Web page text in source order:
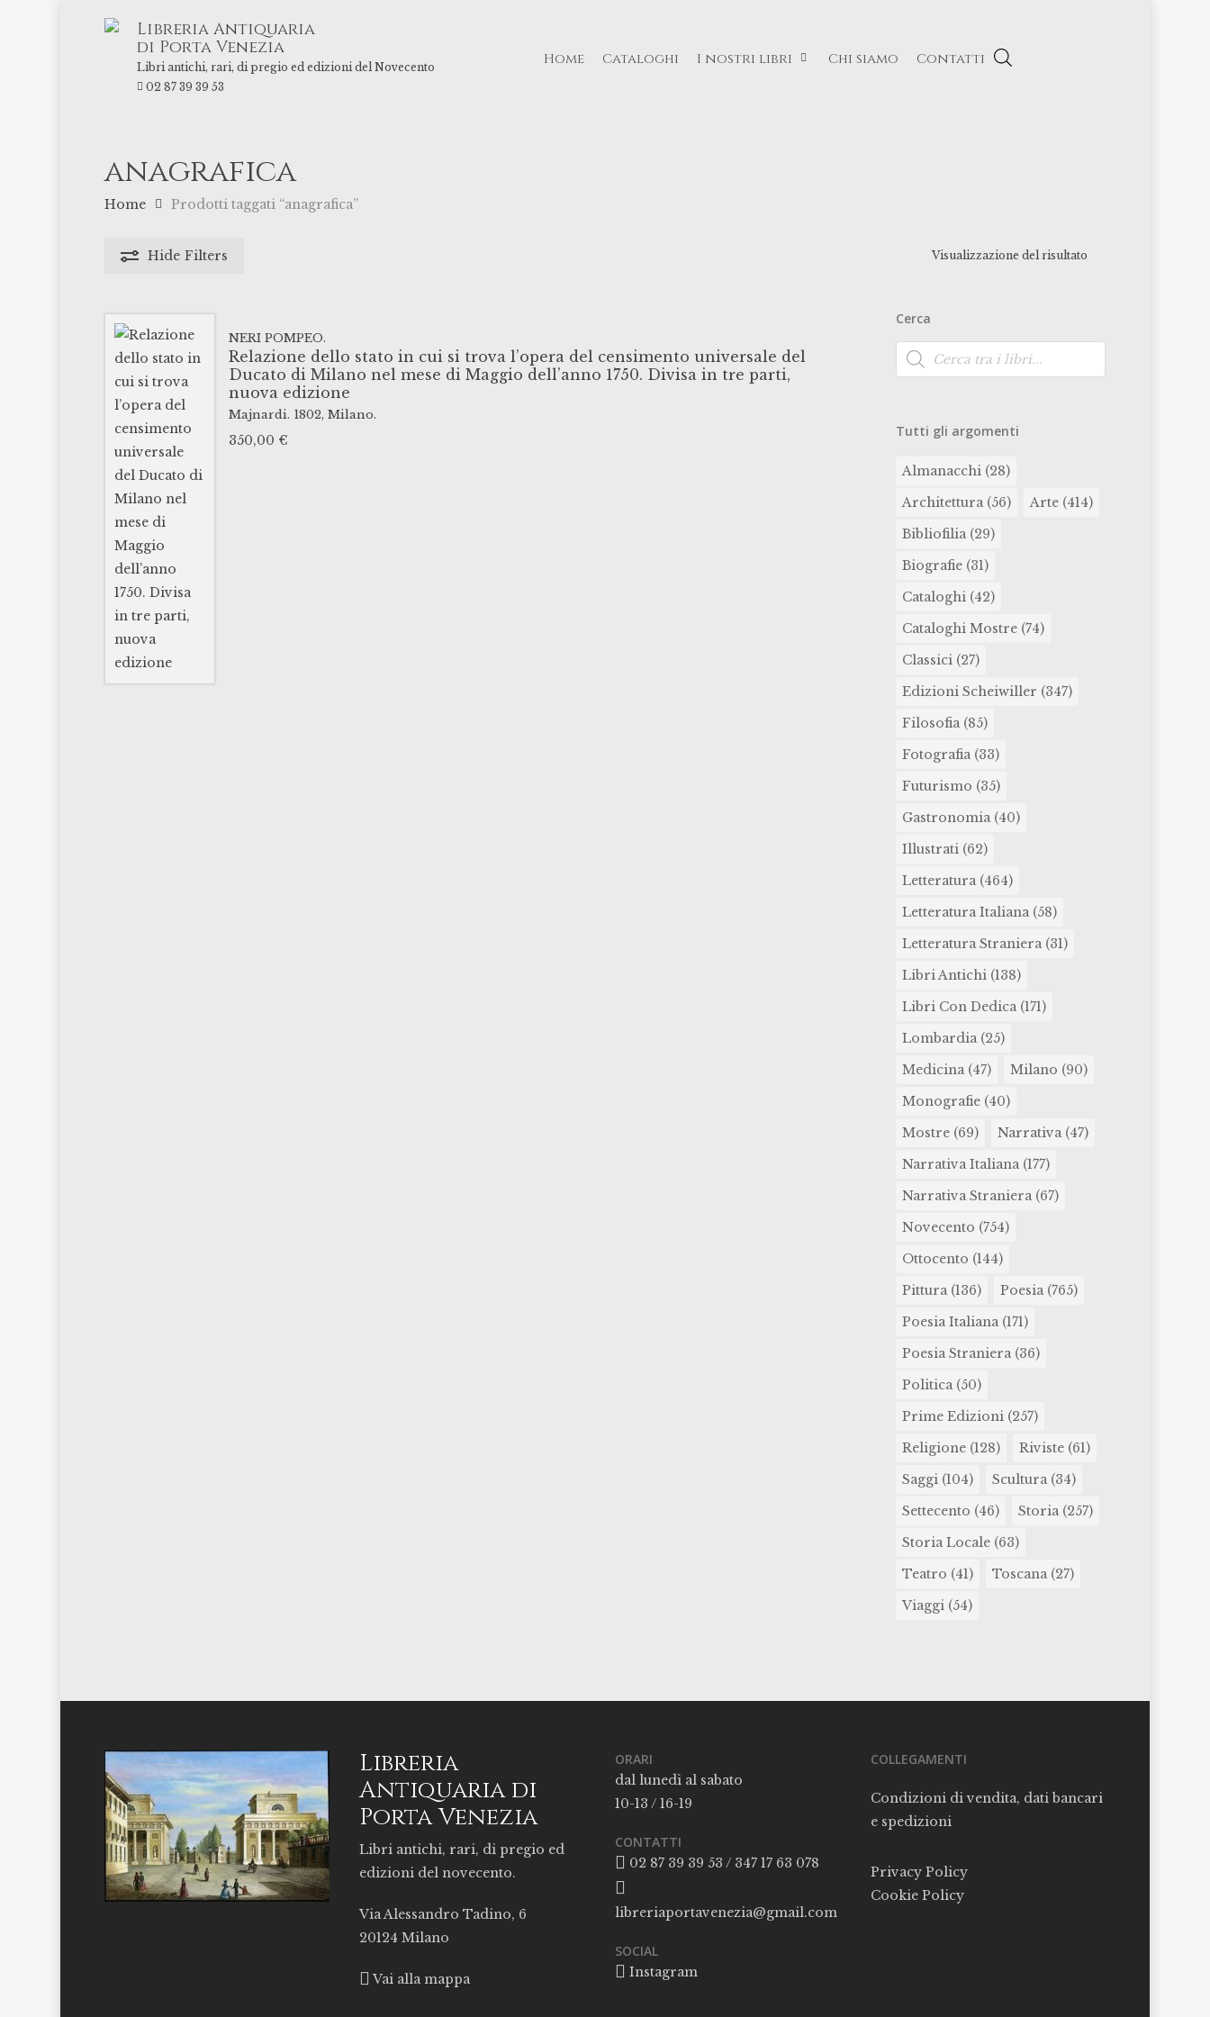
Libreria Antiquaria
di Porta Venezia
Libri antichi, rari, di pregio ed edizioni del Novecento
02 87 39 39 53
Home Cataloghi I nostri libri Chi siamo Contatti
anagrafica
Home Prodotti taggati “anagrafica”
Hide Filters Visualizzazione del risultato
NERI POMPEO.
Relazione dello stato in cui si trova l’opera del censimento universale del
Ducato di Milano nel mese di Maggio dell’anno 1750. Divisa in tre parti,
nuova edizione
Majnardi. 1802, Milano.
350,00 €
Cerca
Ricerca
prodotti
Tutti gli argomenti
Almanacchi(28)
Architettura(56) Arte(414)
Bibliofilia(29)
Biografie(31)
Cataloghi(42)
Cataloghi Mostre(74)
Classici(27)
Edizioni Scheiwiller (347)
Filosofia(85)
Fotografia(33)
Futurismo (35)
Gastronomia(40)
Illustrati(62)
Letteratura(464)
Letteratura Italiana(58)
Letteratura Straniera(31)
Libri Antichi(138)
Libri Con Dedica(171)
Lombardia(25)
Medicina(47) Milano (90)
Monografie(40)
Mostre(69) Narrativa(47)
Narrativa Italiana(177)
Narrativa Straniera(67)
Novecento (754)
Ottocento (144)
Pittura(136) Poesia(765)
Poesia Italiana(171)
Poesia Straniera(36)
Politica(50)
Prime Edizioni(257)
Religione(128) Riviste(61)
Saggi(104) Scultura(34)
Settecento (46) Storia(257)
Storia Locale(63)
Teatro (41) Toscana(27)
Viaggi(54)
Libreria
Antiquaria di
Porta Venezia
Libri antichi, rari, di pregio ed
edizioni del novecento.
Via Alessandro Tadino, 6
20124 Milano
Vai alla mappa
ORARI
dal lunedì al sabato
10-13 / 16-19
CONTATTI
02 87 39 39 53 / 347 17 63 078
libreriaportavenezia@gmail.com
SOCIAL
Instagram
COLLEGAMENTI
Condizioni di vendita, dati bancari
e spedizioni
Privacy Policy
Cookie Policy